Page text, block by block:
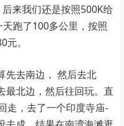
来我们还是按照500K给
跑了100多公里，按照
。
先去南边， 然后去北
最北边，然后往回玩。直
走，去了一个印度寺庙-